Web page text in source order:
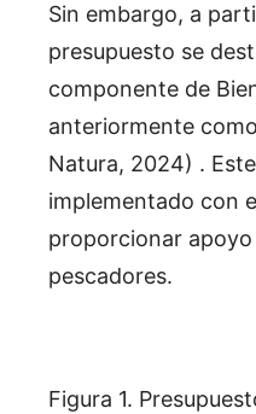
Sin embargo, a
presupuesto se
componente de
anteriormente
Natura, 2024) .
implementado con
proporcionar
pescadores.
Figura 1.